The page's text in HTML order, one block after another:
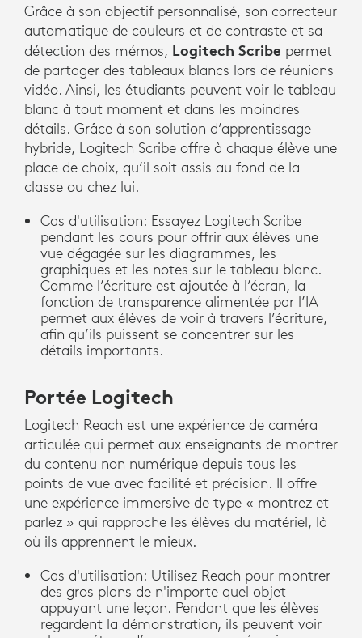
Grâce à son objectif personnalisé, son correcteur
automatique de couleurs et de contraste et sa
détection des mémos, Logitech Scribe permet
de partager des tableaux blancs lors de réunions
vidéo. Ainsi, les étudiants peuvent voir le tableau
blanc à tout moment et dans les moindres
détails. Grâce à son solution d’apprentissage
hybride, Logitech Scribe offre à chaque élève une
place de choix, qu’il soit assis au fond de la
classe ou chez lui.
Cas d'utilisation: Essayez Logitech Scribe
pendant les cours pour offrir aux élèves une
vue dégagée sur les diagrammes, les
graphiques et les notes sur le tableau blanc.
Comme l’écriture est ajoutée à l’écran, la
fonction de transparence alimentée par l’IA
permet aux élèves de voir à travers l’écriture,
afin qu’ils puissent se concentrer sur les
détails importants.
Portée Logitech
Logitech Reach est une expérience de caméra
articulée qui permet aux enseignants de montrer
du contenu non numérique depuis tous les
points de vue avec facilité et précision. Il offre
une expérience immersive de type « montrez et
parlez » qui rapproche les élèves du matériel, là
où ils apprennent le mieux.
Cas d'utilisation: Utilisez Reach pour montrer
des gros plans de n'importe quel objet
appuyant une leçon. Pendant que les élèves
regardent la démonstration, ils peuvent voir